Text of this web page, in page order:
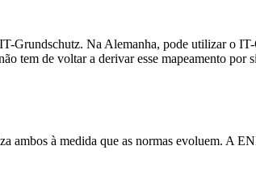
Grundschutz. Na Alemanha, pode utilizar o
tem de voltar a derivar esse mapeamento por
ambos à medida que as normas evoluem. A